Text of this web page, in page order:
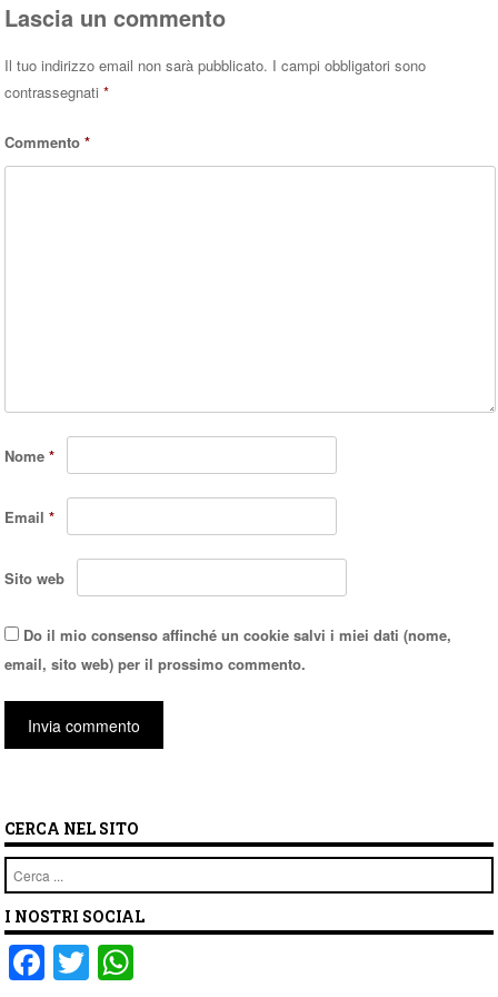
Lascia un commento
Il tuo indirizzo email non sarà pubblicato. I campi obbligatori sono
contrassegnati*
Commento*
Nome*
Email*
Sito web
Do il mio consenso affinché un cookie salvi i miei dati (nome,
email, sito web) per il prossimo commento.
CERCA NEL SITO
Cerca
I NOSTRI SOCIAL
F T